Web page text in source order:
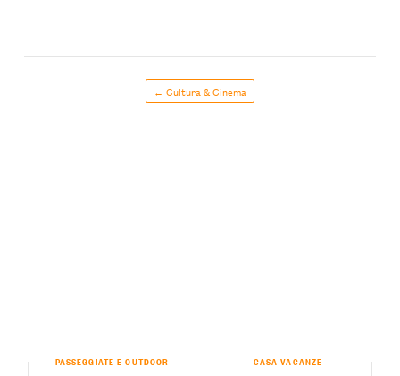
← Cultura & Cinema
PASSEGGIATE E OUTDOOR CASA VACANZE